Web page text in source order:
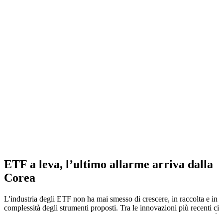
ETF a leva, l’ultimo allarme arriva dalla
Corea
L'industria degli ETF non ha mai smesso di crescere, in raccolta e in
complessità degli strumenti proposti. Tra le innovazioni più recenti ci